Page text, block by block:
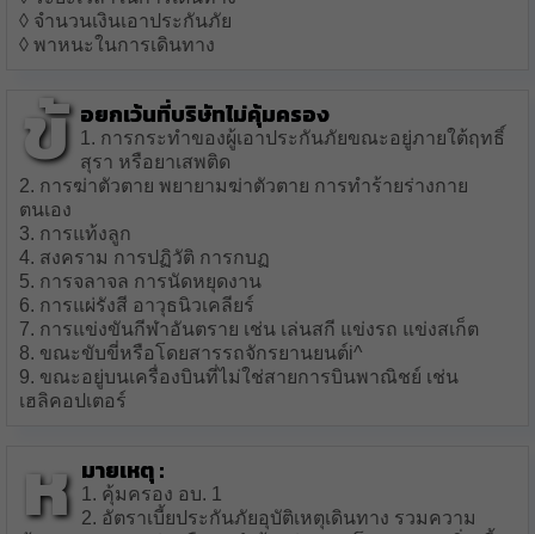
◊ จำนวนเงินเอาประกันภัย
◊ พาหนะในการเดินทาง
ข้ อยกเว้นที่บริษัทไม่คุ้มครอง
1. การกระทำของผู้เอาประกันภัยขณะอยู่ภายใต้ฤทธิ์
สุรา หรือยาเสพติด
2. การฆ่าตัวตาย พยายามฆ่าตัวตาย การทำร้ายร่างกาย
ตนเอง
3. การแท้งลูก
4. สงคราม การปฏิวัติ การกบฏ
5. การจลาจล การนัดหยุดงาน
6. การแผ่รังสี อาวุธนิวเคลียร์
7. การแข่งขันกีฬาอันตราย เช่น เล่นสกี แข่งรถ แข่งสเก็ต
8. ขณะขับขี่หรือโดยสารรถจักรยานยนต์i^
9. ขณะอยู่บนเครื่องบินที่ไม่ใช่สายการบินพาณิชย์ เช่น
เฮลิคอปเตอร์
ห มายเหตุ :
1. คุ้มครอง อบ. 1
2. อัตราเบี้ยประกันภัยอุบัติเหตุเดินทาง รวมความ